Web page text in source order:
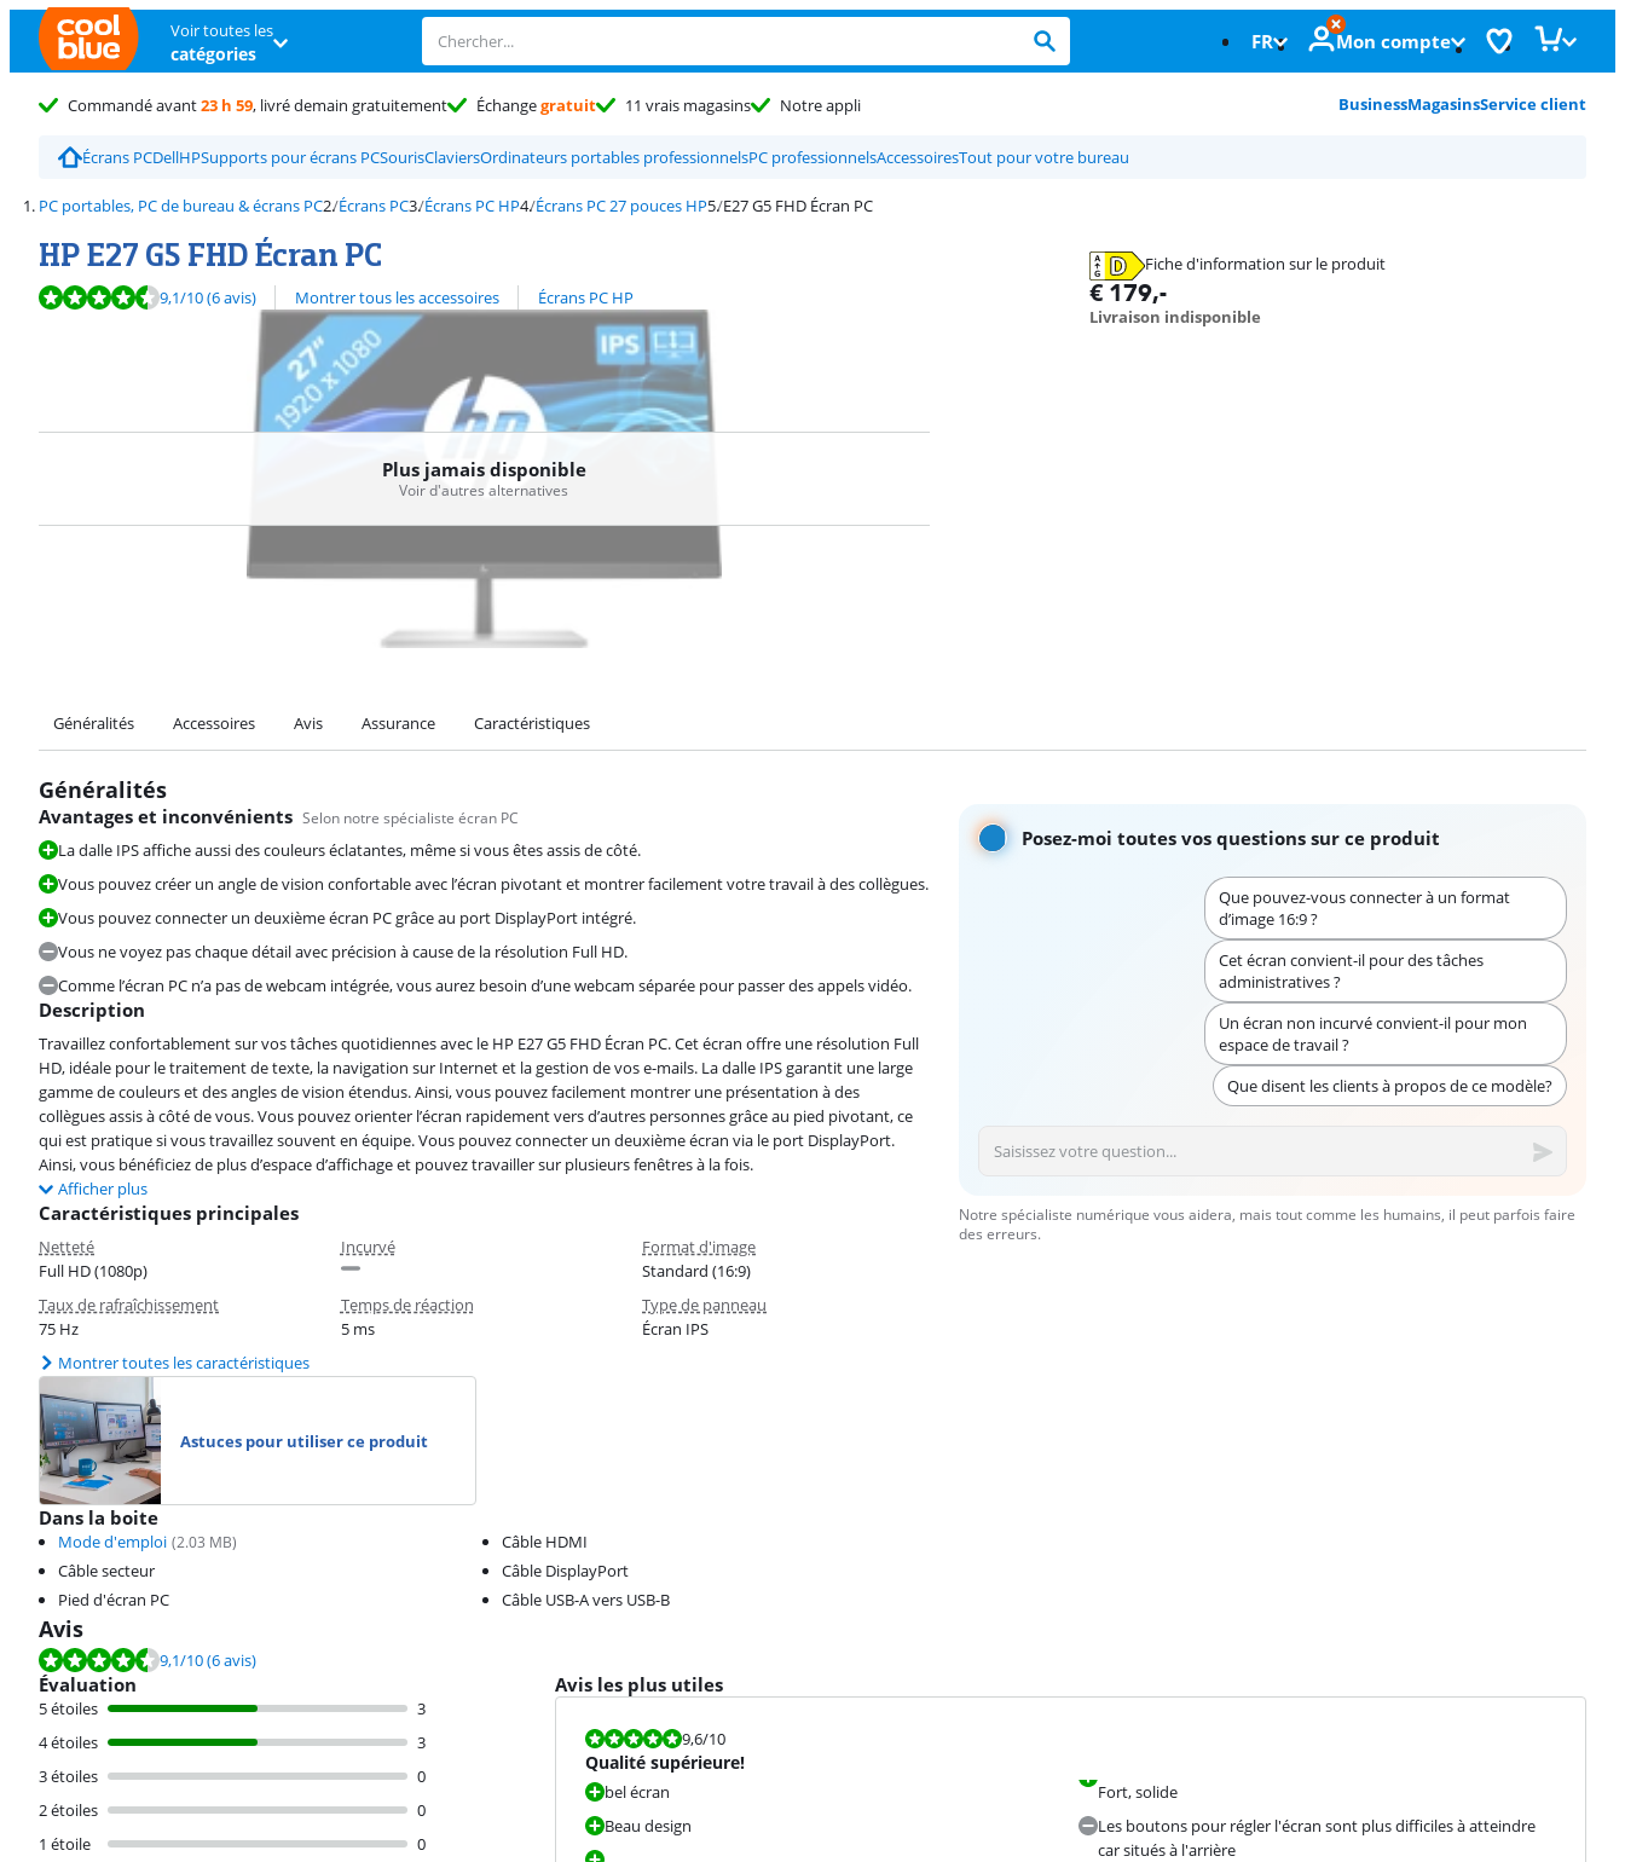
Voir toutes les
catégories FR Mon compte
Commandé avant23 h 59, livré demain gratuitement Échangegratuit 11 vrais magasins Notre appli BusinessMagasinsService client
Écrans PCDellHPSupports pour écrans PCSourisClaviersOrdinateurs portables professionnelsPC professionnelsAccessoiresTout pour votre bureau
PC portables, PC de bureau & écrans PC Écrans PC Écrans PC HP Écrans PC 27 pouces HP E27 G5 FHD Écran PC
HP E27 G5 FHD Écran PC
La note est de 9,1 sur 10, basée sur 6 avis.
9,1/10(6 avis) Montrer tous les accessoires
Découvrez l'ensemble des Écrans PC HP
Plus jamais disponible
Voir d'autres alternatives
Fiche d'information sur le produit
s'ouvre dans un nouvel onglet
€ 179,-
Livraison indisponible
Généralités Accessoires Avis Assurance Caractéristiques
Généralités
Posez-moi toutes vos questions sur ce produit
Que pouvez-vous connecter à un format
d’image 16:9 ?
Cet écran convient-il pour des tâches
administratives ?
Un écran non incurvé convient-il pour mon
espace de travail ?
Que disent les clients à propos de ce modèle?
Notre spécialiste numérique vous aidera, mais tout comme les humains, il peut parfois faire
des erreurs.
Avantages et inconvénients Selon notre spécialiste écran PC
La dalle IPS affiche aussi des couleurs éclatantes, même si vous êtes assis de côté.
Vous pouvez créer un angle de vision confortable avec l’écran pivotant et montrer facilement votre travail à des collègues.
Vous pouvez connecter un deuxième écran PC grâce au port DisplayPort intégré.
Vous ne voyez pas chaque détail avec précision à cause de la résolution Full HD.
Comme l’écran PC n’a pas de webcam intégrée, vous aurez besoin d’une webcam séparée pour passer des appels vidéo.
Description
Travaillez confortablement sur vos tâches quotidiennes avec le HP E27 G5 FHD Écran PC. Cet écran offre une résolution Full
HD, idéale pour le traitement de texte, la navigation sur Internet et la gestion de vos e-mails. La dalle IPS garantit une large
gamme de couleurs et des angles de vision étendus. Ainsi, vous pouvez facilement montrer une présentation à des
collègues assis à côté de vous. Vous pouvez orienter l’écran rapidement vers d’autres personnes grâce au pied pivotant, ce
qui est pratique si vous travaillez souvent en équipe. Vous pouvez connecter un deuxième écran via le port DisplayPort.
Ainsi, vous bénéficiez de plus d’espace d’affichage et pouvez travailler sur plusieurs fenêtres à la fois.
Afficher plus
Caractéristiques principales
Netteté
Full HD (1080p)
Incurvé
Format d'image
Standard (16:9)
Taux de rafraîchissement
75 Hz
Temps de réaction
5 ms
Type de panneau
Écran IPS
Montrer toutes les caractéristiques
Astuces pour utiliser ce produit
Dans la boite
Mode d'emploi (2.03 MB)
Câble secteur
Pied d'écran PC
Câble HDMI
Câble DisplayPort
Câble USB-A vers USB-B
Avis
La note est de 9,1 sur 10, basée sur 6 avis.
9,1/10(6 avis)
Évaluation
5 étoiles
3
4 étoiles
3
3 étoiles
0
2 étoiles
0
1 étoile
0
Avis les plus utiles
La note est 9,6 sur 10.
9,6/10
Qualité supérieure!
bel écran
Beau design
Fort, solide
Les boutons pour régler l'écran sont plus difficiles à atteindre
car situés à l'arrière